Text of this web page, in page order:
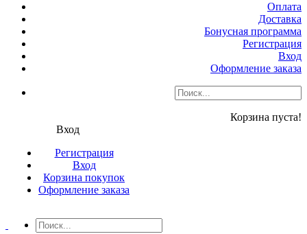
Оплата
Доставка
Бонусная программа
Регистрация
Вход
Оформление заказа
Корзина пуста!
Вход
Регистрация
Вход
Корзина покупок
Оформление заказа